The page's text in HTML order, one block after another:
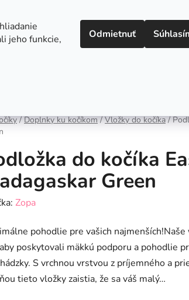
jeho funkcie,
Odmietnuť
/ Doplnky ku kočíkom / Vložky do kočíka /
do kočíka
Green
Zopa
pohodlie pre vašich
poskytovali mäkkú podporu a pohodlie
S vrchnou vrstvou z príjemného a
tieto vložky zaistia, že sa váš malý…